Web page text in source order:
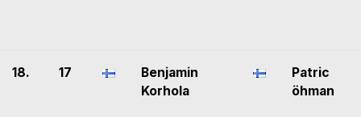
18. 17
Benjamin
Korhola
Patric
öhman